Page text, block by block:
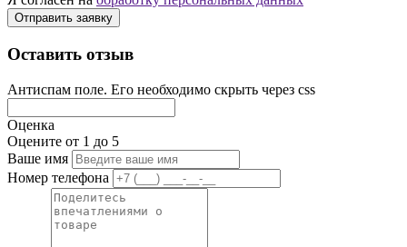
Отправить заявку
Оставить отзыв
Антиспам поле. Его необходимо скрыть через css
Оценка
Оцените от 1 до 5
Ваше имя
Номер телефона